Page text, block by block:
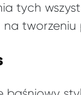
tych
na